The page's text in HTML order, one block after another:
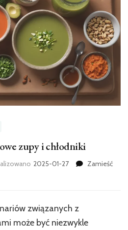
zupy i chłodniki
2025-01-27
Zamieść
związanych z
może być niezwykle